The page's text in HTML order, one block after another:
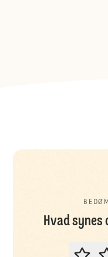
Hvad synes